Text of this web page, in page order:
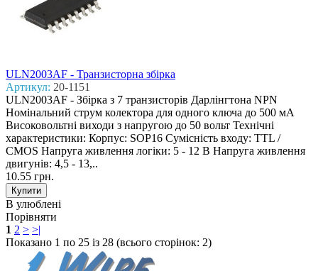
ULN2003AF - Транзисторна збірка
Артикул: 20-1151
ULN2003AF - Збірка з 7 транзисторів Дарлінгтона NPN
Номінальний струм колектора для одного ключа до 500 мА
Високовольтні виходи з напругою до 50 вольт Технічні
характеристики: Корпус: SOP16 Сумісність входу: TTL /
CMOS Напруга живлення логіки: 5 - 12 В Напруга живлення
двигунів: 4,5 - 13,..
10.55 грн.
В улюблені
Порівняти
1 2 > >|
Показано 1 по 25 із 28 (всього сторінок: 2)